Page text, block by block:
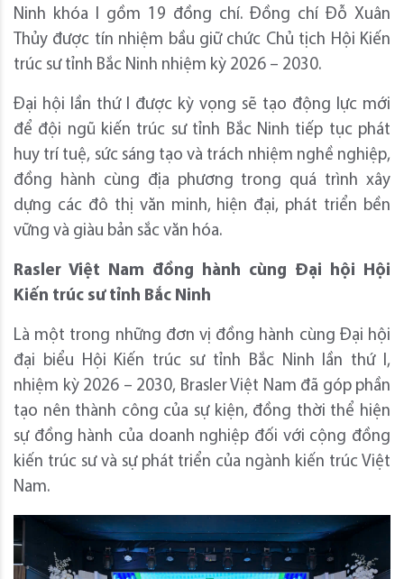
Ninh khóa I gồm 19 đồng chí. Đồng chí Đỗ Xuân
Thủy được tín nhiệm bầu giữ chức Chủ tịch Hội Kiến
trúc sư tỉnh Bắc Ninh nhiệm kỳ 2026 – 2030.
Đại hội lần thứ I được kỳ vọng sẽ tạo động lực mới
để đội ngũ kiến trúc sư tỉnh Bắc Ninh tiếp tục phát
huy trí tuệ, sức sáng tạo và trách nhiệm nghề nghiệp,
đồng hành cùng địa phương trong quá trình xây
dựng các đô thị văn minh, hiện đại, phát triển bền
vững và giàu bản sắc văn hóa.
Rasler Việt Nam đồng hành cùng Đại hội Hội
Kiến trúc sư tỉnh Bắc Ninh
Là một trong những đơn vị đồng hành cùng Đại hội
đại biểu Hội Kiến trúc sư tỉnh Bắc Ninh lần thứ I,
nhiệm kỳ 2026 – 2030, Brasler Việt Nam đã góp phần
tạo nên thành công của sự kiện, đồng thời thể hiện
sự đồng hành của doanh nghiệp đối với cộng đồng
kiến trúc sư và sự phát triển của ngành kiến trúc Việt
Nam.